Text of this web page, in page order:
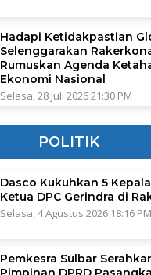
Hadapi Ketidakpastian
Selenggarakan
Rumuskan Agenda
Ekonomi Nasional
Selasa, 28 Juli 2026 21:30 PM
POLITIK
Dasco Kukuhkan 5
Ketua DPC Gerindra di
Selasa, 4 Agustus 2026 18:16 PM
Pemkesra Sulbar